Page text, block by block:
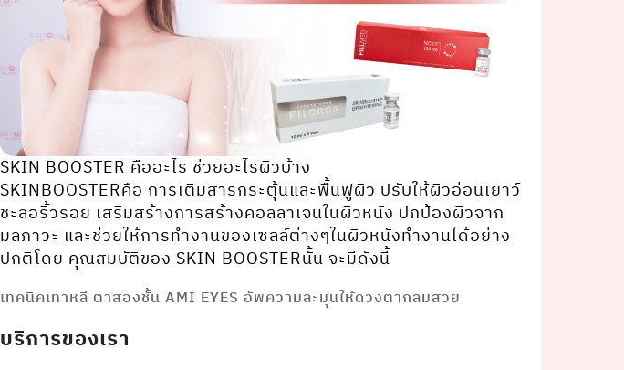
SKIN BOOSTER คืออะไร ช่วยอะไรผิวบ้าง
SKINBOOSTERคือ การเติมสารกระตุ้นและฟื้นฟูผิว ปรับให้ผิวอ่อนเยาว์
ชะลอริ้วรอย เสริมสร้างการสร้างคอลลาเจนในผิวหนัง ปกป้องผิวจาก
มลภาวะ และช่วยให้การทํางานของเซลล์ต่างๆในผิวหนังทํางานได้อย่าง
ปกติโดย คุณสมบัติของ SKIN BOOSTERนั้น จะมีดังนี้
เทคนิคเทาหลี ตาสองชั้น AMI EYES อัพความละมุนให้ดวงตากลมสวย
บริการของเรา